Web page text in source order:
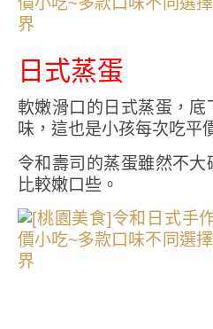
日式蒸蛋
軟嫩滑口的日式蒸蛋，
味，這也是小孩每次吃平
令和壽司的蒸蛋雖然不
比較嫩口些。